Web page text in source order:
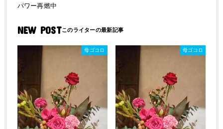
パワー再燃中
NEW POST
母ゴコロ 母ゴコロ